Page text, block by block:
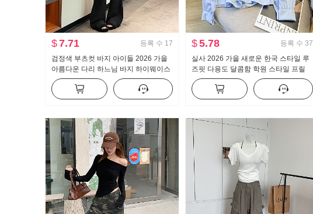
$7.71 등록 수 17
검정색 부츠컷 바지 아이들 2026 가을
아름다운 다리 하느님 바지 하이웨이스
트 수퍼 모델 바지 몸매 가꾸기 신축성
캐주얼 나팔 슬랙스
$5.78 등록 수 37
실사 2026 가을 새로운 한국 스타일 루
즈핏 다용도 달콤함 학원 스타일 프릴
긴팔 셔츠 여성 셔츠